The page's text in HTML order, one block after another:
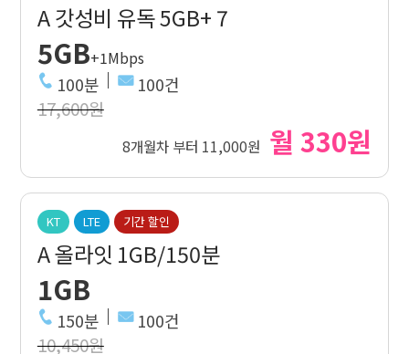
A 갓성비 유독 5GB+ 7
5GB+1Mbps
100분 100건
17,600원
8개월차 부터 11,000원 월 330원
KT LTE 기간 할인
A 올라잇 1GB/150분
1GB
150분 100건
10,450원